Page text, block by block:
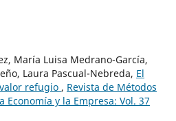
María Luisa Medrano-García,
Laura Pascual-Nebreda, El
refugio , Revista de Métodos
Economía y la Empresa: Vol. 37